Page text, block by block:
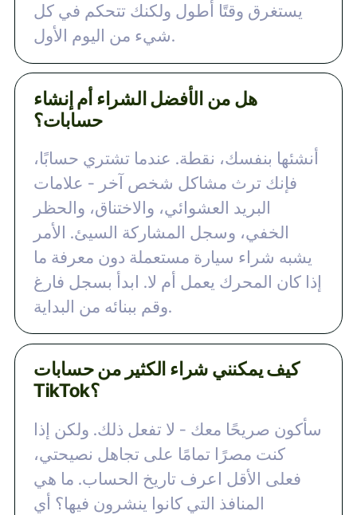
يستغرق وقتًا أطول ولكنك تتحكم في كل
شيء من اليوم الأول.
هل من الأفضل الشراء أم إنشاء
حسابات؟
أنشئها بنفسك، نقطة. عندما تشتري حسابًا،
فإنك ترث مشاكل شخص آخر - علامات
البريد العشوائي، والاختناق، والحظر
الخفي، وسجل المشاركة السيئ. الأمر
يشبه شراء سيارة مستعملة دون معرفة ما
إذا كان المحرك يعمل أم لا. ابدأ بسجل فارغ
وقم ببنائه من البداية.
كيف يمكنني شراء الكثير من حسابات
TikTok؟
سأكون صريحًا معك - لا تفعل ذلك. ولكن إذا
كنت مصرًا تمامًا على تجاهل نصيحتي،
فعلى الأقل اعرف تاريخ الحساب. ما هي
المنافذ التي كانوا ينشرون فيها؟ أي